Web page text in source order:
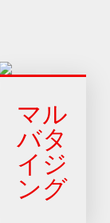
マル
バタ
イジ
ング